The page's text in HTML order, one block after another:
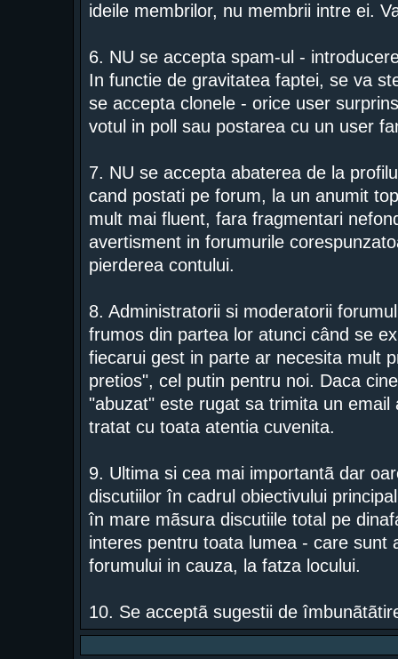
ideile membrilor, nu membrii intre ei.
6. NU se accepta spam-ul -
In functie de gravitatea faptei, se va
se accepta clonele - orice user
votul in poll sau postarea cu un user
7. NU se accepta abaterea de la
cand postati pe forum, la un anumit
mult mai fluent, fara fragmentari
avertisment in forumurile
pierderea contului.
8. Administratorii si moderatorii
frumos din partea lor atunci când se
fiecarui gest in parte ar necesita mult
pretios", cel putin pentru noi. Daca
"abuzat" este rugat sa trimita un
tratat cu toata atentia cuvenita.
9. Ultima si cea mai importantã dar
discutiilor în cadrul obiectivului
în mare mãsura discutiile total pe
interes pentru toata lumea - care sunt
forumului in cauza, la fatza locului.
10. Se acceptã sugestii de